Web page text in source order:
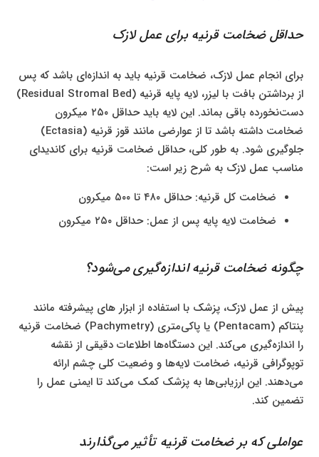
حداقل ضخامت قرنیه برای عمل لازک
برای انجام عمل لازک، ضخامت قرنیه باید به اندازه‌ای باشد که پس
از برداشتن بافت با لیزر، لایه پایه قرنیه (Residual Stromal Bed)
دست‌نخورده باقی بماند. این لایه باید حداقل ۲۵۰ میکرون
ضخامت داشته باشد تا از عوارضی مانند قوز قرنیه (Ectasia)
جلوگیری شود. به طور کلی، حداقل ضخامت قرنیه برای کاندیدای
مناسب عمل لازک به شرح زیر است:
ضخامت کل قرنیه: حداقل ۴۸۰ تا ۵۰۰ میکرون
ضخامت لایه پایه پس از عمل: حداقل ۲۵۰ میکرون
چگونه ضخامت قرنیه اندازه‌گیری می‌شود؟
پیش از عمل لازک، پزشک با استفاده از ابزار های پیشرفته مانند
پنتاکم (Pentacam) یا پاکی‌متری (Pachymetry) ضخامت قرنیه
را اندازه‌گیری می‌کند. این دستگاه‌ها اطلاعات دقیقی از نقشه
توپوگرافی قرنیه، ضخامت لایه‌ها و وضعیت کلی چشم ارائه
می‌دهند. این ارزیابی‌ها به پزشک کمک می‌کند تا ایمنی عمل را
تضمین کند.
عواملی که بر ضخامت قرنیه تأثیر می‌گذارند